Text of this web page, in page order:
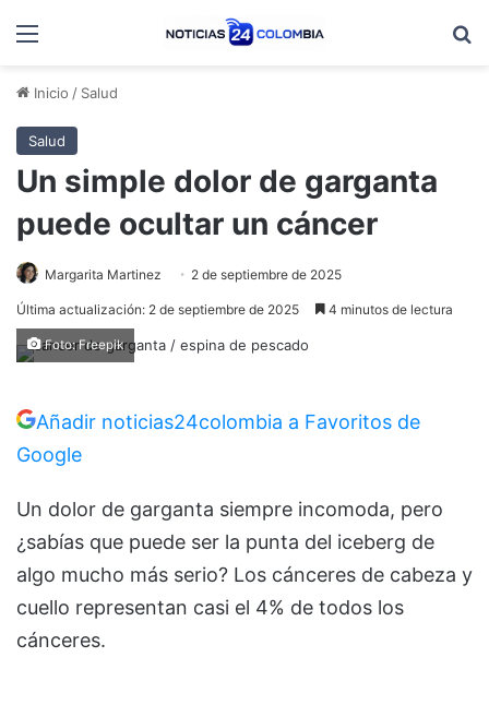
Menú
Inicio / Salud
Salud
Un simple dolor de garganta
puede ocultar un cáncer
Margarita Martinez 2 de septiembre de 2025
Última actualización: 2 de septiembre de 2025 4 minutos de lectura
Foto: Freepik
Añadir noticias24colombia a Favoritos de
Google
Un dolor de garganta siempre incomoda, pero
¿sabías que puede ser la punta del iceberg de
algo mucho más serio? Los cánceres de cabeza y
cuello representan casi el 4% de todos los
cánceres.